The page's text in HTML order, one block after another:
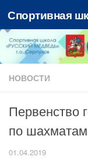
Перейти к
НОВОСТИ
Первенство
по
01.04.2019